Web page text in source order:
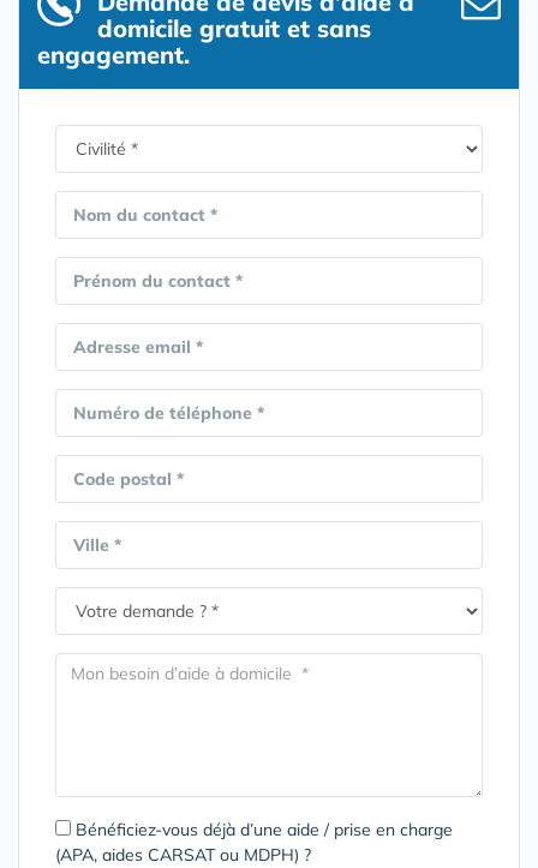
domicile gratuit et sans
engagement.
Nom du contact *
Prénom du contact *
Adresse email *
Numéro de téléphone *
Code postal *
Ville *
Bénéficiez-vous déjà d’une aide / prise en charge
(APA, aides CARSAT ou MDPH) ?